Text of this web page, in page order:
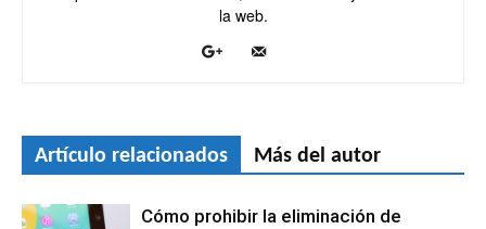
la web.
Artículo relacionados Más del autor
Cómo prohibir la eliminación de